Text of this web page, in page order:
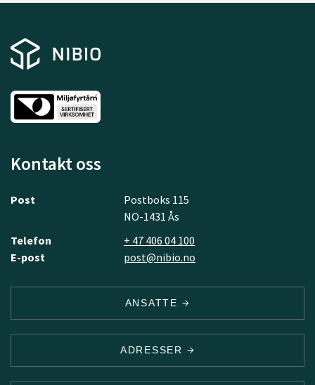
Kontakt oss
Post
Postboks 115
NO-1431 Ås
Telefon
+ 47 406 04 100
E-post
post@nibio.no
ANSATTE
ADRESSER